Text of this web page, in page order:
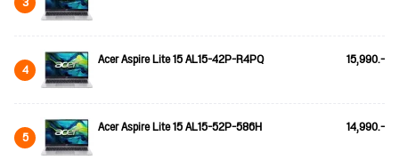
4 Acer Aspire Lite 15 AL15-42P-R4PQ 15,990.-
5 Acer Aspire Lite 15 AL15-52P-586H 14,990.-